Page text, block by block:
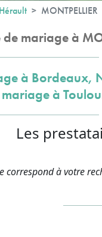
Hérault MONTPELLIER
mariage à
à Bordeaux,
à
Les
correspond à votre